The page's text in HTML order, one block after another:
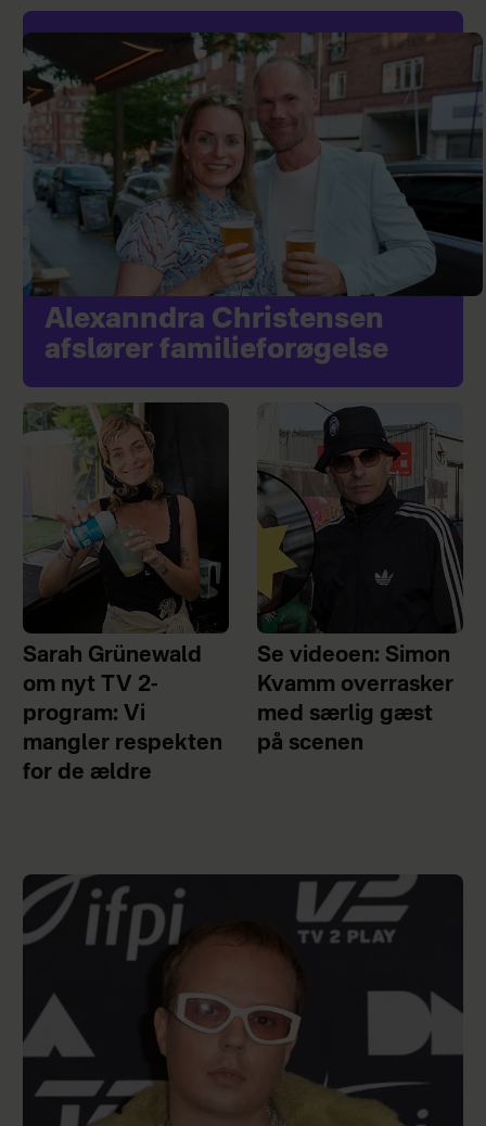
Alexanndra Christensen
afslører familieforøgelse
Sarah Grünewald
om nyt TV 2-
program: Vi
mangler respekten
for de ældre
Se videoen: Simon
Kvamm overrasker
med særlig gæst
på scenen